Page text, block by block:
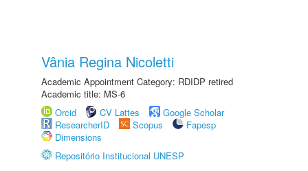
Vânia Regina Nicoletti
Academic Appointment Category: RDIDP retired
Academic title: MS-6
Orcid
CV Lattes
Google Scholar
ResearcherID
Scopus
Fapesp
Dimensions
Repositório Institucional UNESP